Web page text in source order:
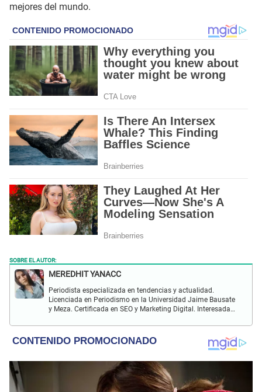
mejores del mundo.
SOBRE EL AUTOR:
MEREDHIT YANACC
Periodista especializada en tendencias y actualidad.
Licenciada en Periodismo en la Universidad Jaime Bausate
y Meza. Certificada en SEO y Marketing Digital. Interesada
farándula y más.